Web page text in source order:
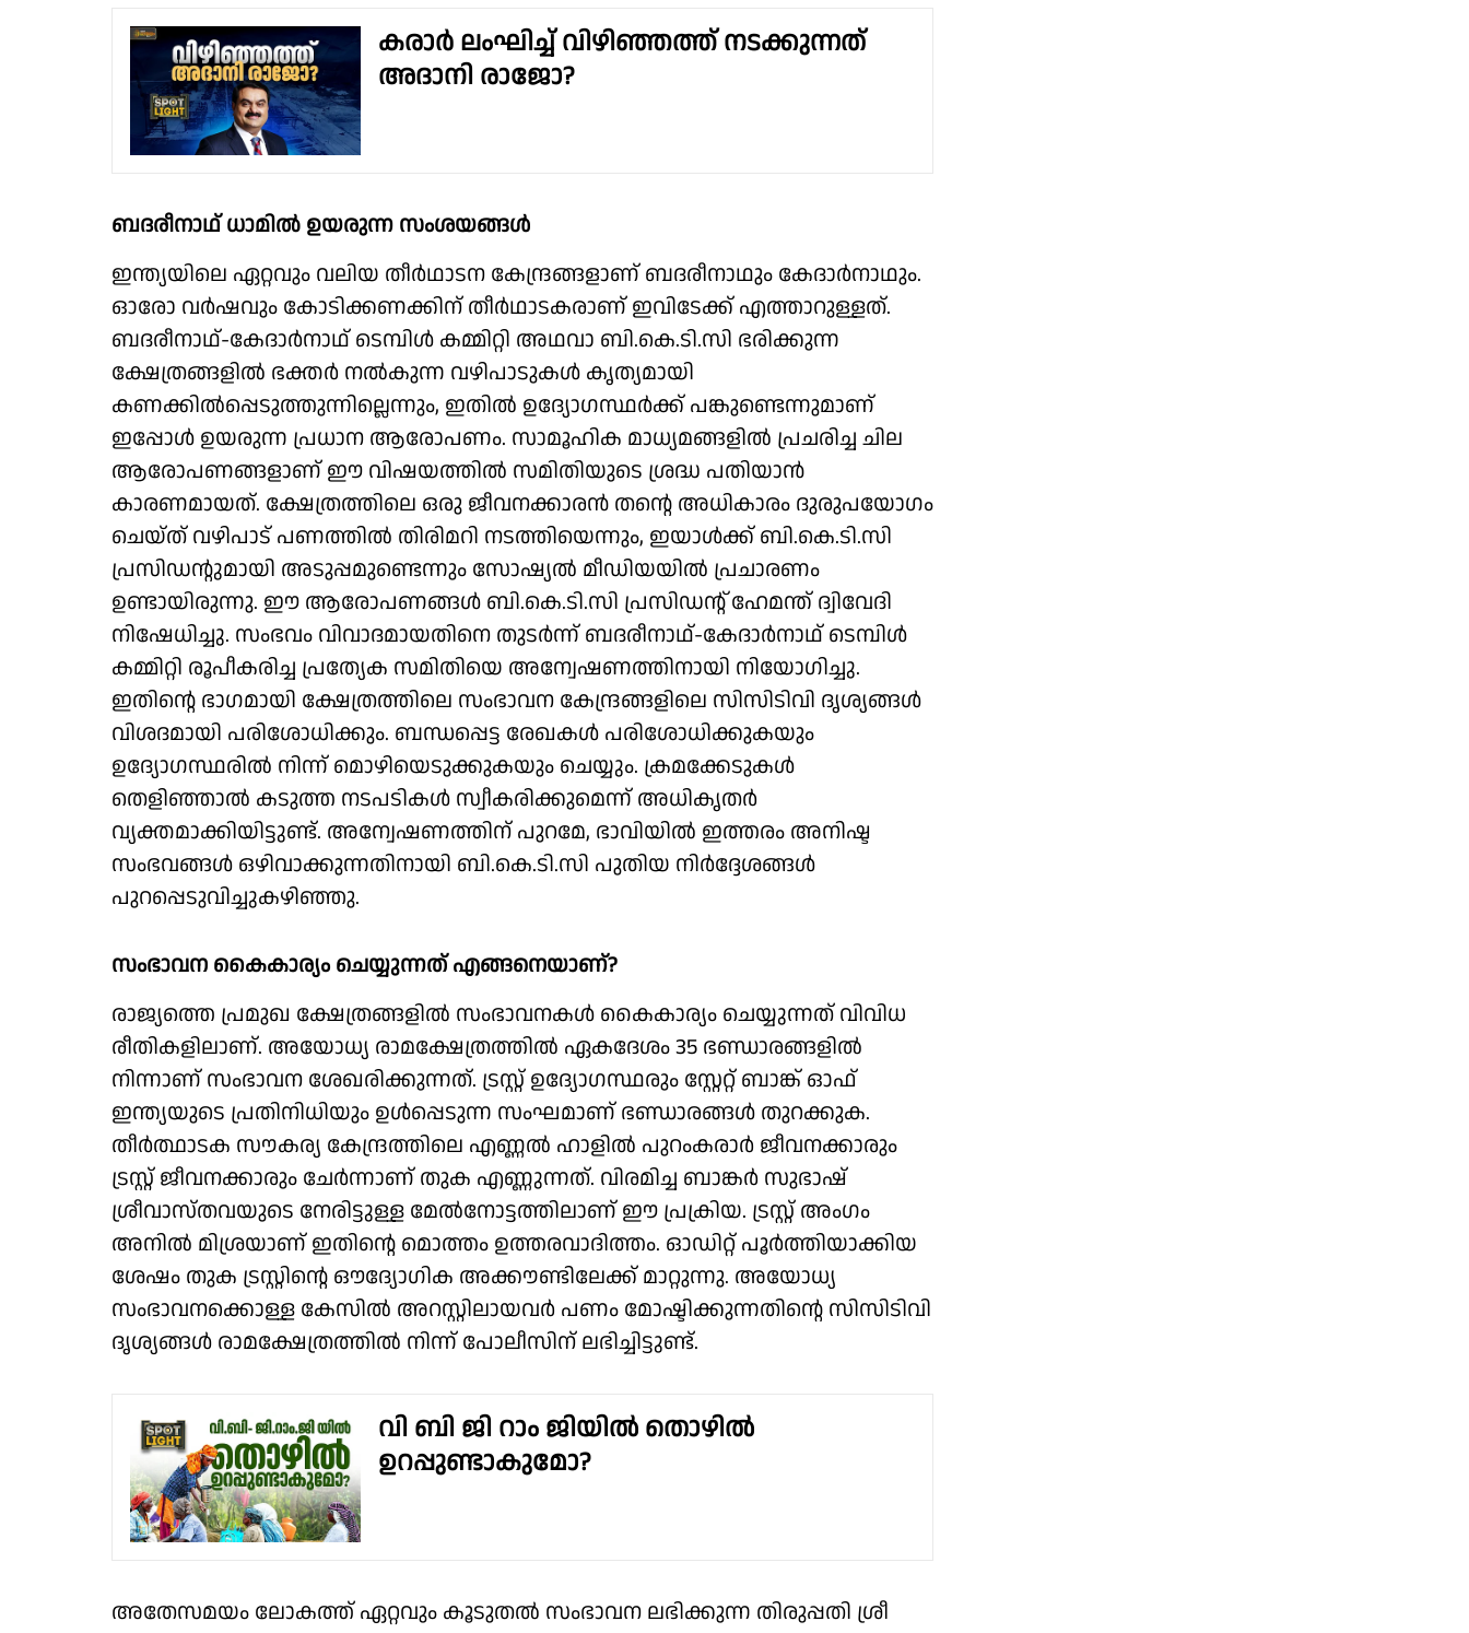
കരാര്‍ ലംഘിച്ച് വിഴിഞ്ഞത്ത് നടക്കുന്നത്
അദാനി രാജോ?
ബദരീനാഥ് ധാമില്‍ ഉയരുന്ന സംശയങ്ങള്‍
ഇന്ത്യയിലെ ഏറ്റവും വലിയ തീര്‍ഥാടന കേന്ദ്രങ്ങളാണ് ബദരീനാഥും കേദാര്‍നാഥും.
ഓരോ വര്‍ഷവും കോടിക്കണക്കിന് തീര്‍ഥാടകരാണ് ഇവിടേക്ക് എത്താറുള്ളത്.
ബദരീനാഥ്-കേദാര്‍നാഥ് ടെമ്പിള്‍ കമ്മിറ്റി അഥവാ ബി.കെ.ടി.സി ഭരിക്കുന്ന
ക്ഷേത്രങ്ങളില്‍ ഭക്തര്‍ നല്‍കുന്ന വഴിപാടുകള്‍ കൃത്യമായി
കണക്കില്‍പ്പെടുത്തുന്നില്ലെന്നും, ഇതില്‍ ഉദ്യോഗസ്ഥര്‍ക്ക് പങ്കുണ്ടെന്നുമാണ്
ഇപ്പോള്‍ ഉയരുന്ന പ്രധാന ആരോപണം. സാമൂഹിക മാധ്യമങ്ങളില്‍ പ്രചരിച്ച ചില
ആരോപണങ്ങളാണ് ഈ വിഷയത്തില്‍ സമിതിയുടെ ശ്രദ്ധ പതിയാന്‍
കാരണമായത്. ക്ഷേത്രത്തിലെ ഒരു ജീവനക്കാരന്‍ തന്റെ അധികാരം ദുരുപയോഗം
ചെയ്ത് വഴിപാട് പണത്തില്‍ തിരിമറി നടത്തിയെന്നും, ഇയാള്‍ക്ക് ബി.കെ.ടി.സി
പ്രസിഡന്റുമായി അടുപ്പമുണ്ടെന്നും സോഷ്യല്‍ മീഡിയയില്‍ പ്രചാരണം
ഉണ്ടായിരുന്നു. ഈ ആരോപണങ്ങള്‍ ബി.കെ.ടി.സി പ്രസിഡന്റ് ഹേമന്ത് ദ്വിവേദി
നിഷേധിച്ചു. സംഭവം വിവാദമായതിനെ തുടര്‍ന്ന് ബദരീനാഥ്-കേദാര്‍നാഥ് ടെമ്പിള്‍
കമ്മിറ്റി രൂപീകരിച്ച പ്രത്യേക സമിതിയെ അന്വേഷണത്തിനായി നിയോഗിച്ചു.
ഇതിന്റെ ഭാഗമായി ക്ഷേത്രത്തിലെ സംഭാവന കേന്ദ്രങ്ങളിലെ സിസിടിവി ദൃശ്യങ്ങള്‍
വിശദമായി പരിശോധിക്കും. ബന്ധപ്പെട്ട രേഖകള്‍ പരിശോധിക്കുകയും
ഉദ്യോഗസ്ഥരില്‍ നിന്ന് മൊഴിയെടുക്കുകയും ചെയ്യും. ക്രമക്കേടുകള്‍
തെളിഞ്ഞാല്‍ കടുത്ത നടപടികള്‍ സ്വീകരിക്കുമെന്ന് അധികൃതര്‍
വ്യക്തമാക്കിയിട്ടുണ്ട്. അന്വേഷണത്തിന് പുറമേ, ഭാവിയില്‍ ഇത്തരം അനിഷ്ട
സംഭവങ്ങള്‍ ഒഴിവാക്കുന്നതിനായി ബി.കെ.ടി.സി പുതിയ നിര്‍ദ്ദേശങ്ങള്‍
പുറപ്പെടുവിച്ചുകഴിഞ്ഞു.
സംഭാവന കൈകാര്യം ചെയ്യുന്നത് എങ്ങനെയാണ്?
രാജ്യത്തെ പ്രമുഖ ക്ഷേത്രങ്ങളില്‍ സംഭാവനകള്‍ കൈകാര്യം ചെയ്യുന്നത് വിവിധ
രീതികളിലാണ്. അയോധ്യ രാമക്ഷേത്രത്തില്‍ ഏകദേശം 35 ഭണ്ഡാരങ്ങളില്‍
നിന്നാണ് സംഭാവന ശേഖരിക്കുന്നത്. ട്രസ്റ്റ് ഉദ്യോഗസ്ഥരും സ്റ്റേറ്റ് ബാങ്ക് ഓഫ്
ഇന്ത്യയുടെ പ്രതിനിധിയും ഉള്‍പ്പെടുന്ന സംഘമാണ് ഭണ്ഡാരങ്ങള്‍ തുറക്കുക.
തീര്‍ത്ഥാടക സൗകര്യ കേന്ദ്രത്തിലെ എണ്ണല്‍ ഹാളില്‍ പുറംകരാര്‍ ജീവനക്കാരും
ട്രസ്റ്റ് ജീവനക്കാരും ചേര്‍ന്നാണ് തുക എണ്ണുന്നത്. വിരമിച്ച ബാങ്കര്‍ സുഭാഷ്
ശ്രീവാസ്തവയുടെ നേരിട്ടുള്ള മേല്‍നോട്ടത്തിലാണ് ഈ പ്രക്രിയ. ട്രസ്റ്റ് അംഗം
അനില്‍ മിശ്രയാണ് ഇതിന്റെ മൊത്തം ഉത്തരവാദിത്തം. ഓഡിറ്റ് പൂര്‍ത്തിയാക്കിയ
ശേഷം തുക ട്രസ്റ്റിന്റെ ഔദ്യോഗിക അക്കൗണ്ടിലേക്ക് മാറ്റുന്നു. അയോധ്യ
സംഭാവനക്കൊള്ള കേസില്‍ അറസ്റ്റിലായവര്‍ പണം മോഷ്ടിക്കുന്നതിന്റെ സിസിടിവി
ദൃശ്യങ്ങള്‍ രാമക്ഷേത്രത്തില്‍ നിന്ന് പോലീസിന് ലഭിച്ചിട്ടുണ്ട്.
വി ബി ജി റാം ജിയില്‍ തൊഴില്‍
ഉറപ്പുണ്ടാകുമോ?
അതേസമയം ലോകത്ത് ഏറ്റവും കൂടുതല്‍ സംഭാവന ലഭിക്കുന്ന തിരുപ്പതി ശ്രീ